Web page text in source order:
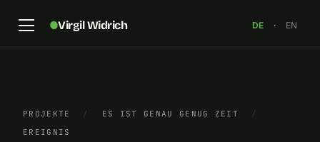
Virgil Widrich DE · EN
PROJEKTE / ES IST GENAU GENUG ZEIT
/
EREIGNIS